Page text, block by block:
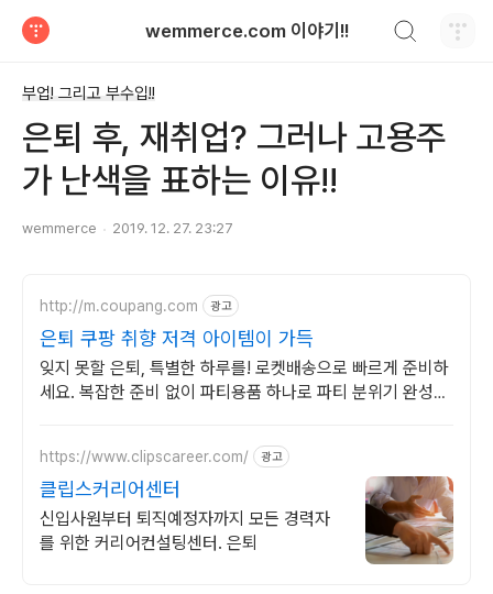
wemmerce.com 이야기!!
부업! 그리고 부수입!!
은퇴 후, 재취업? 그러나 고용주
가 난색을 표하는 이유!!
wemmerce 2019. 12. 27. 23:27
http://m.coupang.com 광고
은퇴 쿠팡 취향 저격 아이템이 가득
잊지 못할 은퇴, 특별한 하루를! 로켓배송으로 빠르게 준비하
세요. 복잡한 준비 없이 파티용품 하나로 파티 분위기 완성하
https://www.clipscareer.com/ 광고
클립스커리어센터
신입사원부터 퇴직예정자까지 모든 경력자
를 위한 커리어컨설팅센터. 은퇴